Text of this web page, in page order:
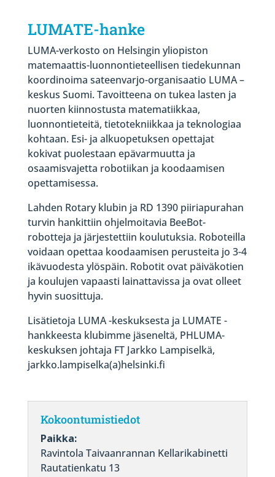
LUMATE-hanke
LUMA-verkosto on Helsingin yliopiston
matemaattis-luonnontieteellisen tiedekunnan
koordinoima sateenvarjo-organisaatio LUMA –
keskus Suomi. Tavoitteena on tukea lasten ja
nuorten kiinnostusta matematiikkaa,
luonnontieteitä, tietotekniikkaa ja teknologiaa
kohtaan. Esi- ja alkuopetuksen opettajat
kokivat puolestaan epävarmuutta ja
osaamisvajetta robotiikan ja koodaamisen
opettamisessa.
Lahden Rotary klubin ja RD 1390 piiriapurahan
turvin hankittiin ohjelmoitavia BeeBot-
robotteja ja järjestettiin koulutuksia. Roboteilla
voidaan opettaa koodaamisen perusteita jo 3-4
ikävuodesta ylöspäin. Robotit ovat päiväkotien
ja koulujen vapaasti lainattavissa ja ovat olleet
hyvin suosittuja.
Lisätietoja LUMA -keskuksesta ja LUMATE -
hankkeesta klubimme jäseneltä, PHLUMA-
keskuksen johtaja FT Jarkko Lampiselkä,
jarkko.lampiselka(a)helsinki.fi
Kokoontumistiedot
Paikka:
Ravintola Taivaanrannan Kellarikabinetti
Rautatienkatu 13